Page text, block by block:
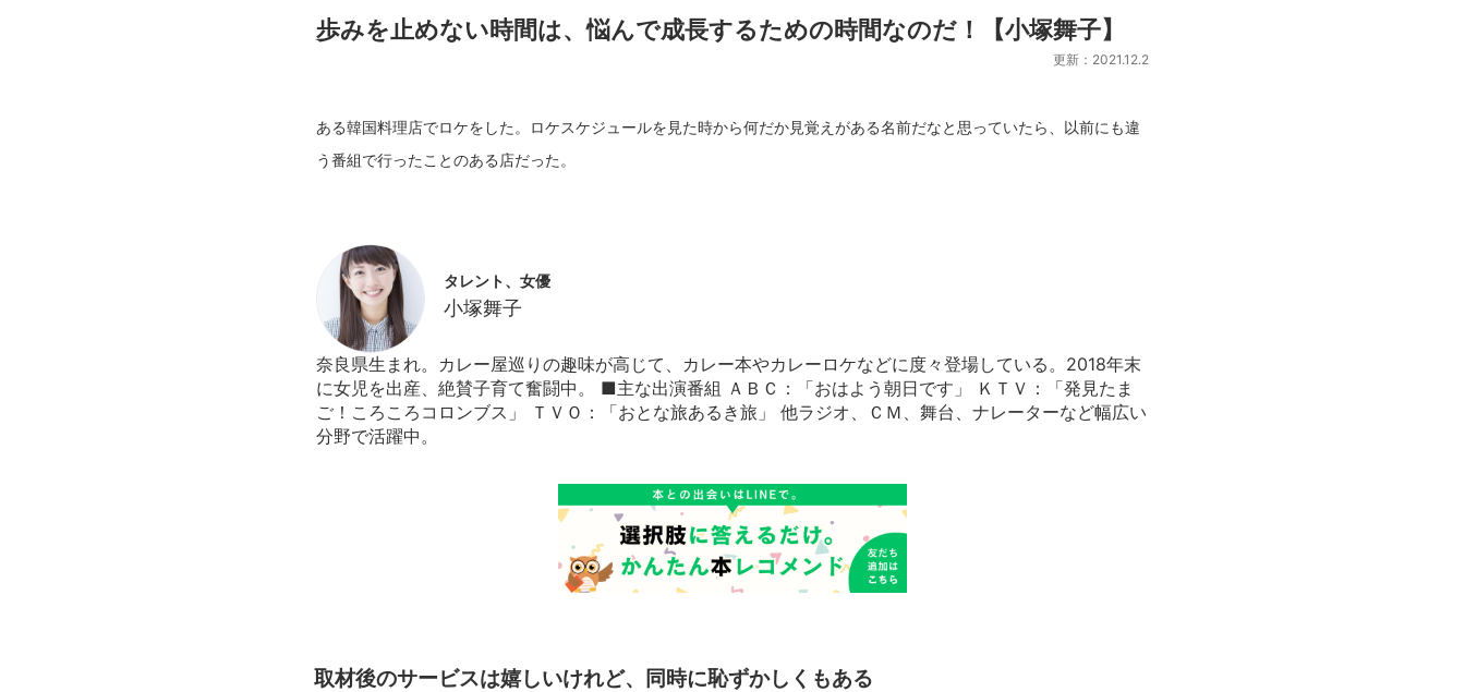
歩みを止めない時間は、悩んで成長するための時間なのだ！【小塚舞子】
更新：2021.12.2
ある韓国料理店でロケをした。ロケスケジュールを見た時から何だか見覚えがある名前だなと思っていたら、以前にも違
う番組で行ったことのある店だった。
タレント、女優
小塚舞子
奈良県生まれ。カレー屋巡りの趣味が高じて、カレー本やカレーロケなどに度々登場している。2018年末
に女児を出産、絶賛子育て奮闘中。 ■主な出演番組 ＡＢＣ：「おはよう朝日です」 ＫＴＶ：「発見たま
ご！ころころコロンブス」 ＴＶＯ：「おとな旅あるき旅」 他ラジオ、ＣＭ、舞台、ナレーターなど幅広い
分野で活躍中。
取材後のサービスは嬉しいけれど、同時に恥ずかしくもある